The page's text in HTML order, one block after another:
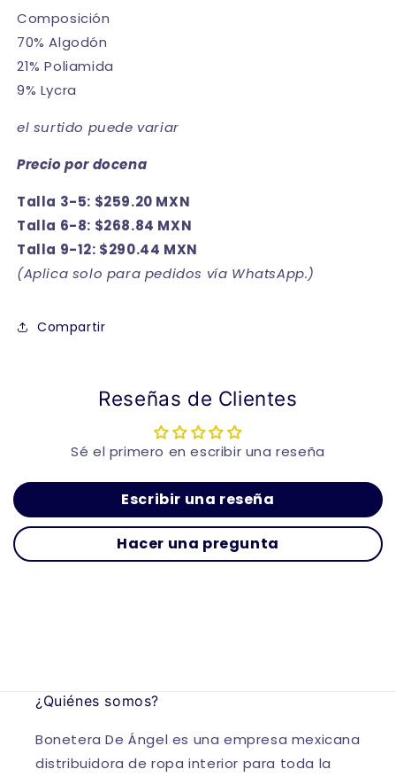
Composición
70% Algodón
21% Poliamida
9% Lycra
el surtido puede variar
Precio por docena
Talla 3-5: $259.20 MXN
Talla 6-8: $268.84 MXN
Talla 9-12: $290.44 MXN
(Aplica solo para pedidos vía WhatsApp.)
Compartir
Reseñas de Clientes
Sé el primero en escribir una reseña
Escribir una reseña
Hacer una pregunta
¿Quiénes somos?
Bonetera De Ángel es una empresa mexicana
distribuidora de ropa interior para toda la